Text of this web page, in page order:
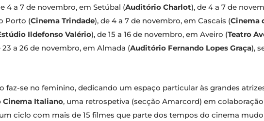
4 a 7 de novembro, em Setúbal (Auditório Charlot), de 4 a 7 de
Porto (Cinema Trindade), de 4 a 7 de novembro, em Cascais (Cinema
Ildefonso Valério), de 15 a 16 de novembro, em Aveiro (Teatro
23 a 26 de novembro, em Almada (Auditório Fernando Lopes Graça),
faz-se no feminino, dedicando um espaço particular às grandes
Cinema Italiano, uma retrospetiva (secção Amarcord) em
ciclo com mais de 15 filmes que parte dos tempos do cinema mudo